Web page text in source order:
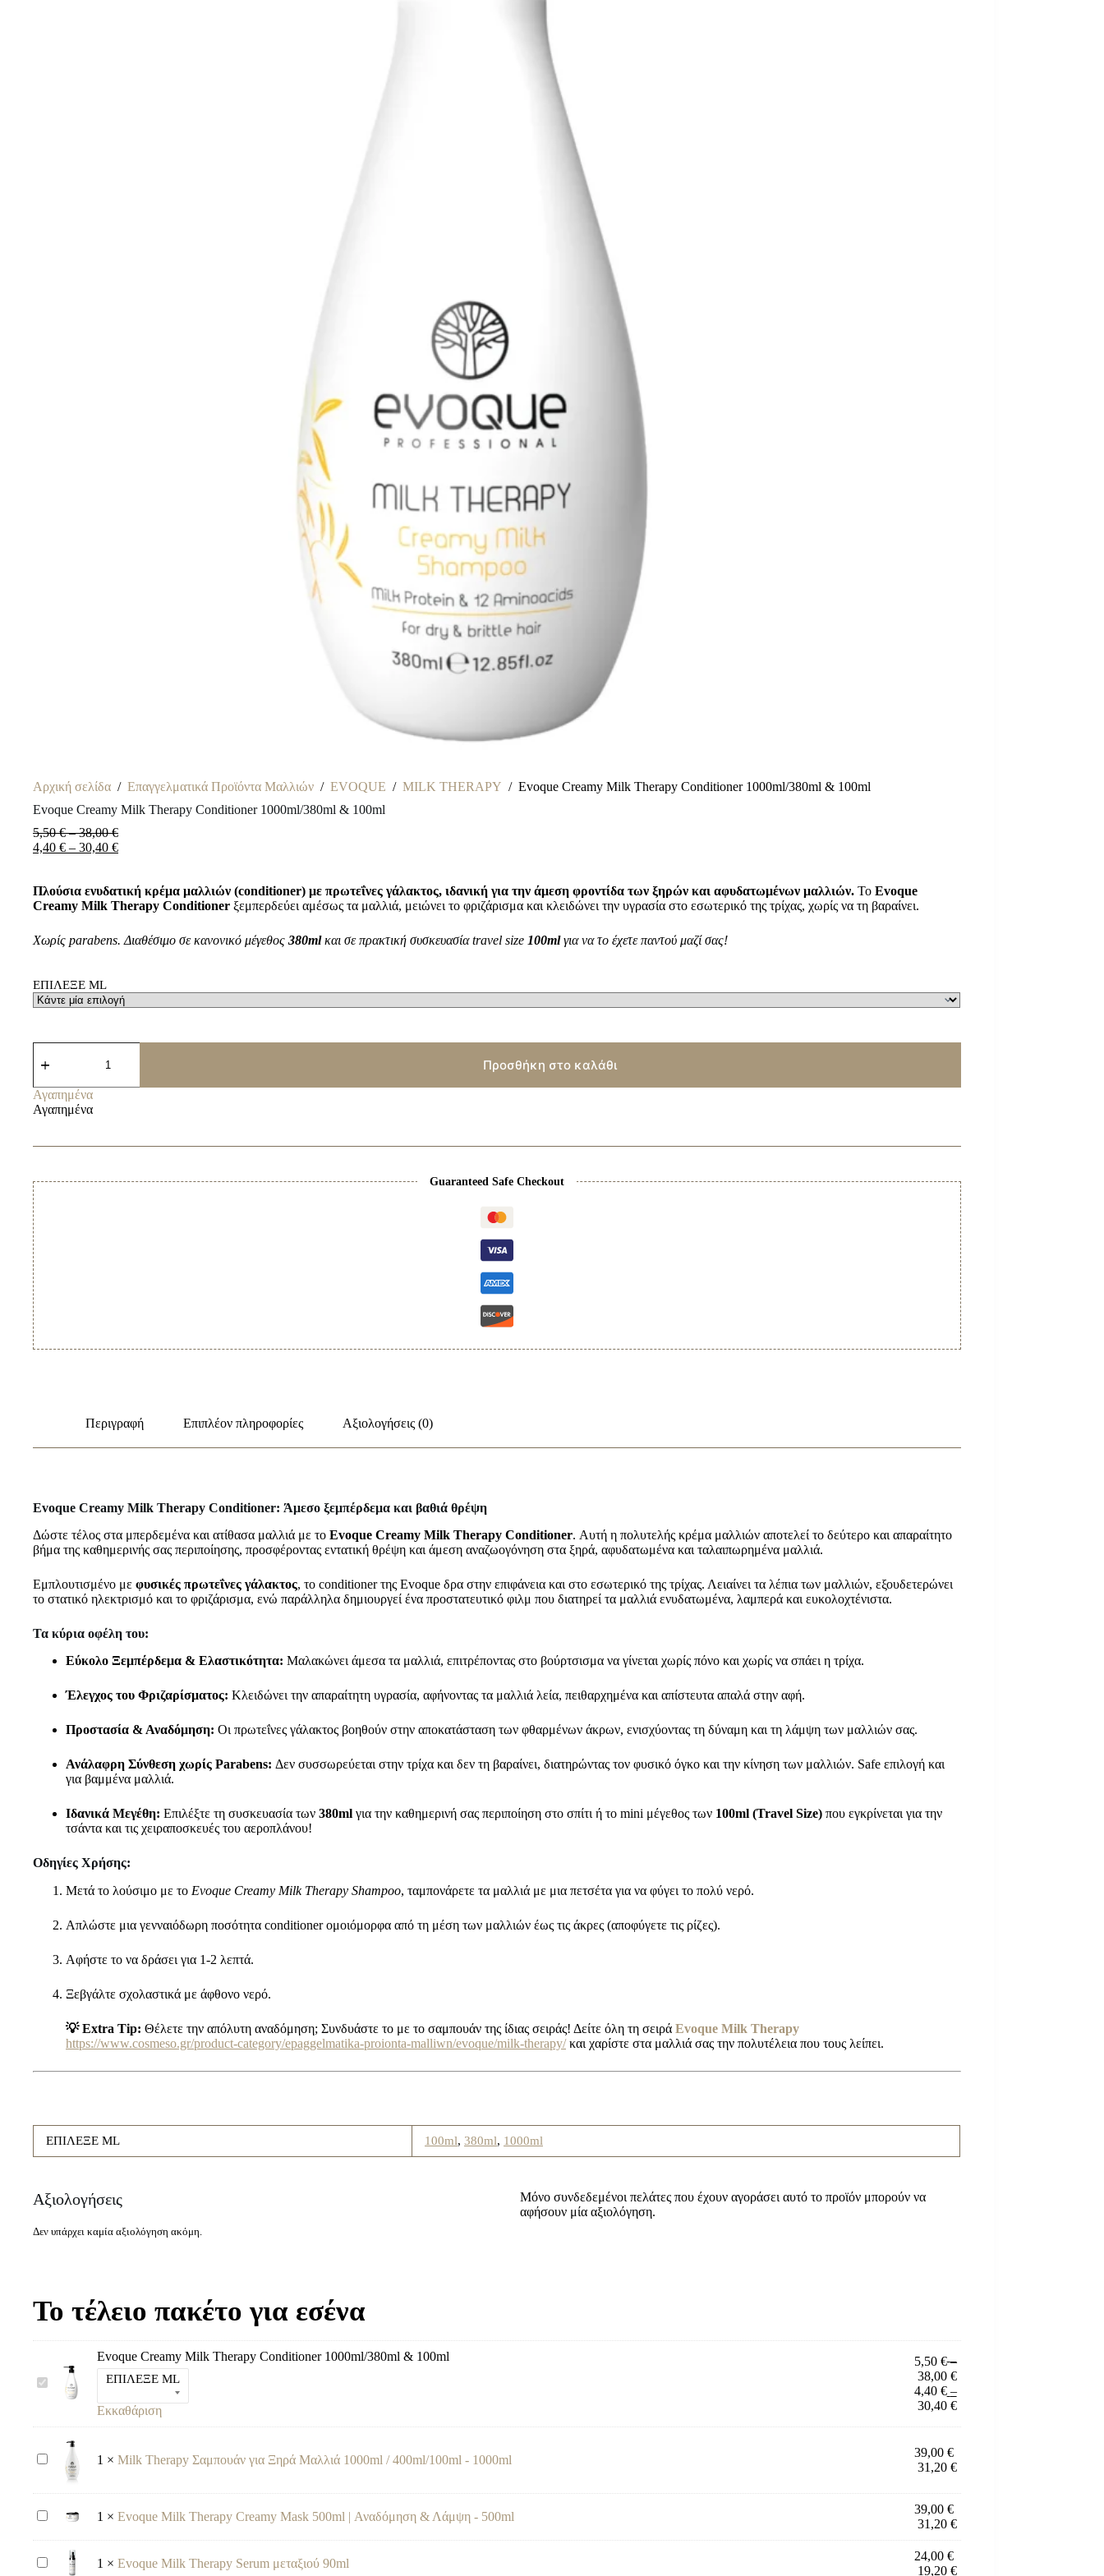
Αρχική σελίδα / Επαγγελματικά Προϊόντα Μαλλιών / EVOQUE / MILK THERAPY / Evoque Creamy Milk Therapy Conditioner 1000ml/380ml & 100ml
Evoque Creamy Milk Therapy Conditioner 1000ml/380ml & 100ml
5,50€ – 38,00€Price
range:
38,00 €
4,40 € – 30,40 €Price
through
30,40 €
Πλούσια ενυδατική κρέμα μαλλιών (conditioner) με πρωτεΐνες γάλακτος, ιδανική για την άμεση φροντίδα των ξηρών και αφυδατωμένων μαλλιών. Το Evoque
Creamy Milk Therapy Conditioner ξεμπερδεύει αμέσως τα μαλλιά, μειώνει το φριζάρισμα και κλειδώνει την υγρασία στο εσωτερικό της τρίχας, χωρίς να τη βαραίνει.
Χωρίς parabens. Διαθέσιμο σε κανονικό μέγεθος 380mlκαι σε πρακτική συσκευασία travel size 100mlγια να το έχετε παντού μαζί σας!
ΕΠΙΛΕΞΕ ML
Creamy
Therapy
Conditioner
1000ml/380ml
100ml
Προσθήκη στο καλάθι
Αγαπημένα
Αγαπημένα
Guaranteed Safe Checkout
Περιγραφή Επιπλέον πληροφορίες Αξιολογήσεις (0)
Evoque Creamy Milk Therapy Conditioner: Άμεσο ξεμπέρδεμα και βαθιά θρέψη
Δώστε τέλος στα μπερδεμένα και ατίθασα μαλλιά με το Evoque Creamy Milk Therapy Conditioner. Αυτή η πολυτελής κρέμα μαλλιών αποτελεί το δεύτερο και απαραίτητο
βήμα της καθημερινής σας περιποίησης, προσφέροντας εντατική θρέψη και άμεση αναζωογόνηση στα ξηρά, αφυδατωμένα και ταλαιπωρημένα μαλλιά.
Εμπλουτισμένο με φυσικές πρωτεΐνες γάλακτος, το conditioner της Evoque δρα στην επιφάνεια και στο εσωτερικό της τρίχας. Λειαίνει τα λέπια των μαλλιών, εξουδετερώνει
το στατικό ηλεκτρισμό και το φριζάρισμα, ενώ παράλληλα δημιουργεί ένα προστατευτικό φιλμ που διατηρεί τα μαλλιά ενυδατωμένα, λαμπερά και ευκολοχτένιστα.
Τα κύρια οφέλη του:
Εύκολο Ξεμπέρδεμα & Ελαστικότητα: Μαλακώνει άμεσα τα μαλλιά, επιτρέποντας στο βούρτσισμα να γίνεται χωρίς πόνο και χωρίς να σπάει η τρίχα.
Έλεγχος του Φριζαρίσματος: Κλειδώνει την απαραίτητη υγρασία, αφήνοντας τα μαλλιά λεία, πειθαρχημένα και απίστευτα απαλά στην αφή.
Προστασία & Αναδόμηση: Οι πρωτεΐνες γάλακτος βοηθούν στην αποκατάσταση των φθαρμένων άκρων, ενισχύοντας τη δύναμη και τη λάμψη των μαλλιών σας.
Ανάλαφρη Σύνθεση χωρίς Parabens: Δεν συσσωρεύεται στην τρίχα και δεν τη βαραίνει, διατηρώντας τον φυσικό όγκο και την κίνηση των μαλλιών. Safe επιλογή και
για βαμμένα μαλλιά.
Ιδανικά Μεγέθη: Επιλέξτε τη συσκευασία των 380ml για την καθημερινή σας περιποίηση στο σπίτι ή το mini μέγεθος των 100ml (Travel Size) που εγκρίνεται για την
τσάντα και τις χειραποσκευές του αεροπλάνου!
Οδηγίες Χρήσης:
Μετά το λούσιμο με το Evoque Creamy Milk Therapy Shampoo, ταμπονάρετε τα μαλλιά με μια πετσέτα για να φύγει το πολύ νερό.
Απλώστε μια γενναιόδωρη ποσότητα conditioner ομοιόμορφα από τη μέση των μαλλιών έως τις άκρες (αποφύγετε τις ρίζες).
Αφήστε το να δράσει για 1-2 λεπτά.
Ξεβγάλτε σχολαστικά με άφθονο νερό.
💡 Extra Tip: Θέλετε την απόλυτη αναδόμηση; Συνδυάστε το με το σαμπουάν της ίδιας σειράς! Δείτε όλη τη σειρά Evoque Milk Therapy
https://www.cosmeso.gr/product-category/epaggelmatika-proionta-malliwn/evoque/milk-therapy/και χαρίστε στα μαλλιά σας την πολυτέλεια που τους λείπει.
ΕΠΙΛΕΞΕ ML 100ml, 380ml, 1000ml
Αξιολογήσεις
Δεν υπάρχει καμία αξιολόγηση ακόμη.
Μόνο συνδεδεμένοι πελάτες που έχουν αγοράσει αυτό το προϊόν μπορούν να
αφήσουν μία αξιολόγηση.
Το τέλειο πακέτο για εσένα
E
q
e
C
e
a
m
y
i
Evoque Creamy Milk Therapy Conditioner 1000ml/380ml & 100ml
ΕΠΙΛΕΞΕ ML
Εκκαθάριση
5,50 € –
38,00 €Price
range:
5,50 €
4,40 € –
30,40 €Price
30,40 €
M
T
e
r
a
1 × Milk Therapy Σαμπουάν για Ξηρά Μαλλιά 1000ml / 400ml/100ml - 1000ml
39,00 €
31,20 €
E
o
q
u
1 × Evoque Milk Therapy Creamy Mask 500ml | Αναδόμηση & Λάμψη - 500ml
39,00 €
31,20 €
E
1 × Evoque Milk Therapy Serum μεταξιού 90ml
24,00 €
19,20 €